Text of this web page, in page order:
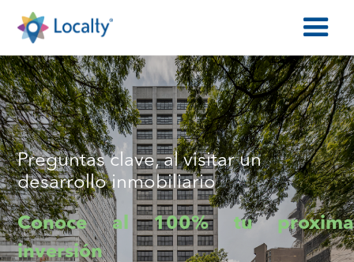
Preguntas clave, al visitar un
desarrollo inmobiliario
Conoce al 100% tu proxima
inversión